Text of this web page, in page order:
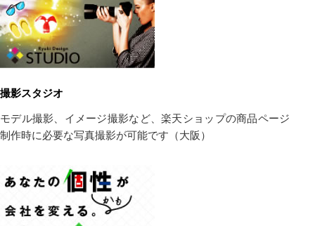
撮影スタジオ
モデル撮影、イメージ撮影など、楽天ショップの商品ページ
制作時に必要な写真撮影が可能です（大阪）